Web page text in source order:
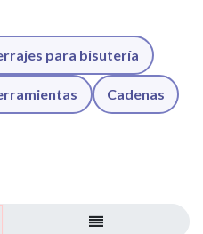
para bisutería
Cadenas